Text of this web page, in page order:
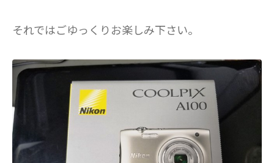
それではごゆっくりお楽しみ下さい。